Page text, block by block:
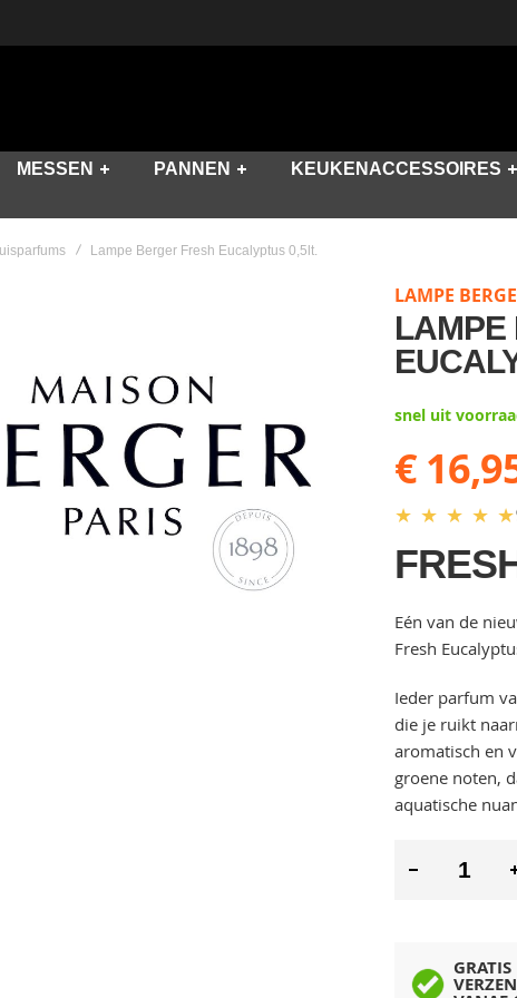
MESSEN PANNEN KEUKENACCESSOIRES
Lampe Berger Fresh Eucalyptus 0,5lt.
LAMPE
LAMPE
snel uit
€
★ ★ ★ ★ ★
Eén van de
Fresh
Ieder parfum
die je ruikt
aromatisch en
groene noten,
aquatische
GRATIS